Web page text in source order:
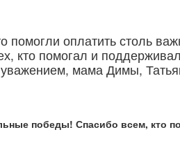
помогли оплатить столь
кто помогал и
мама Димы,
победы! Спасибо всем, кто